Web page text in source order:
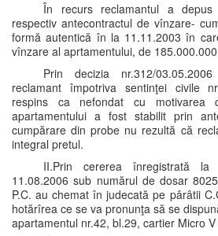
În recurs reclamantul a
respectiv antecontractul de vînzare-
formă autentică în la 11.11.2003 în
vînzare al aprtamentului, de
Prin decizia nr.312/
reclamant împotriva sentinţei civile
respins ca nefondat cu motivarea
apartamentului a fost stabilit prin
cumpărare din probe nu rezultă că
integral pretul.
II.Prin cererea înregistrată la
11.08.2006 sub numărul de dosar
P.C. au chemat în judecată pe pârâtii
hotărîrea ce se va pronunţa să se
apartamentul nr.42, bl.29, cartier Micro